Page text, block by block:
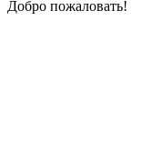
Добро пожаловать!